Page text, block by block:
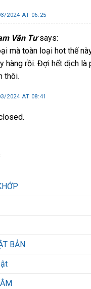
2024 AT 06:25
Văn Tư says:
mà toàn loại hot thế
hàng rồi. Đợi hết dịch là
thôi.
2024 AT 08:41
BẢN